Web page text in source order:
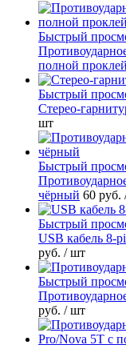
Быстрый
полной
Быстрый
Стерео-
шт
Быстрый
чёрный 60 руб.
Быстрый
USB кабель 8-
руб. / шт
Быстрый
руб. / шт